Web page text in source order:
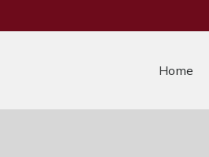
Home